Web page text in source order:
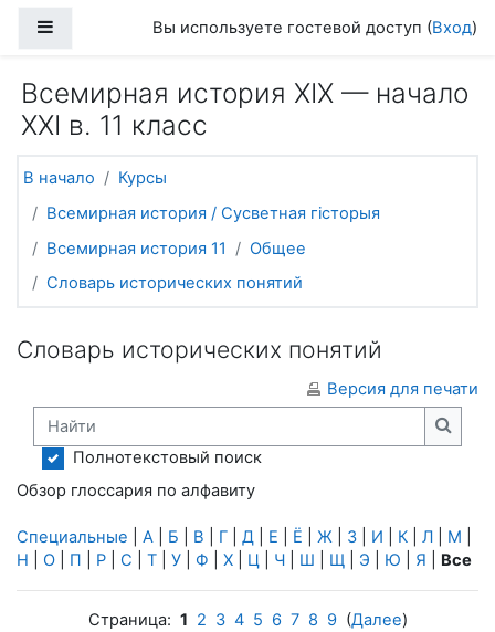
Боковая панельВы используете гостевой доступ (Вход)
Всемирная история ХІХ — начало
ХХІ в. 11 класс
В начало
Курсы
Всемирная история / Сусветная гісторыя
Всемирная история 11
Общее
Словарь исторических понятий
Словарь исторических понятий
Версия для печати
Найти
Найти
Полнотекстовый поиск
Обзор глоссария по алфавиту
Специальные А Б В Г Д Е Ё Ж З И К Л М
Н
О П Р С Т У Ф Х Ц Ч Ш Щ Э Ю Я Все
Страница: 1 2 3 4 5 6 7 8 9(Далее)